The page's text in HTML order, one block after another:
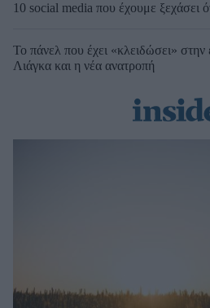
10 social media που έχουμε ξεχάσει
Το πάνελ που έχει «κλειδώσει»
Λιάγκα και η νέα ανατροπή